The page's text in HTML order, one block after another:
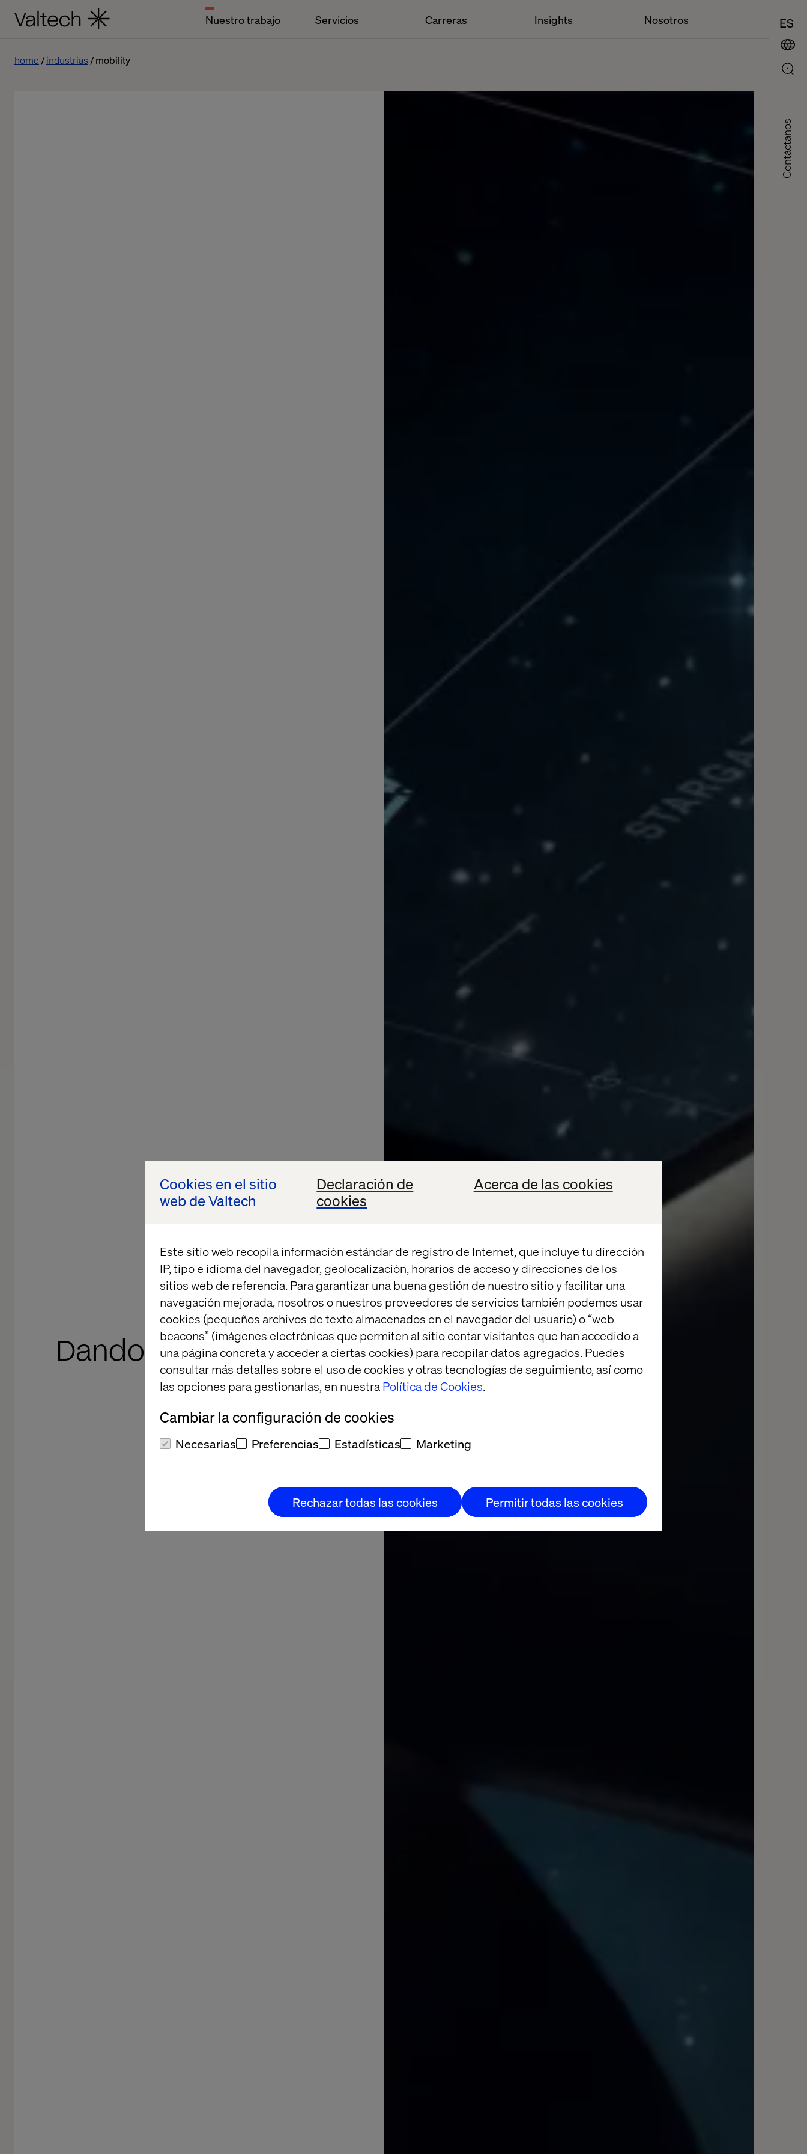
Cookies en el sitio
web de Valtech
Declaración de
cookies
Acerca de las cookies
Este sitio web recopila información estándar de registro de Internet, que incluye tu dirección
IP, tipo e idioma del navegador, geolocalización, horarios de acceso y direcciones de los
sitios web de referencia. Para garantizar una buena gestión de nuestro sitio y facilitar una
navegación mejorada, nosotros o nuestros proveedores de servicios también podemos usar
cookies (pequeños archivos de texto almacenados en el navegador del usuario) o “web
beacons” (imágenes electrónicas que permiten al sitio contar visitantes que han accedido a
una página concreta y acceder a ciertas cookies) para recopilar datos agregados. Puedes
consultar más detalles sobre el uso de cookies y otras tecnologías de seguimiento, así como
las opciones para gestionarlas, en nuestraPolítica de Cookies.
Cambiar la configuración de cookies
Necesarias Preferencias Estadísticas Marketing
Rechazar todas las cookies Permitir todas las cookies
Nuestro trabajo Servicios Carreras Insights Nosotros ES
Contáctanos
home industrias mobility
MOBILITY
Dando forma al futuro
más allá de la
movilidad